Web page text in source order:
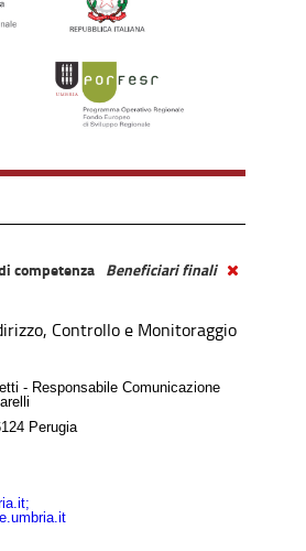
competenza
Beneficiari finali
Controllo e Monitoraggio
- Responsabile Comunicazione
Perugia